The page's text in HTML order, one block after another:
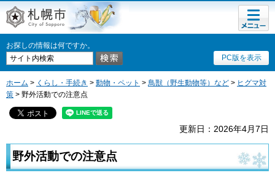
札幌市
お探しの情報は何ですか。
PC版を表示
メニュ
ー
ホーム > くらし・手続き > 動物・ペット > 鳥獣（野生動物等）など > ヒグマ対
策 > 野外活動での注意点
更新日：2026年4月7日
野外活動での注意点